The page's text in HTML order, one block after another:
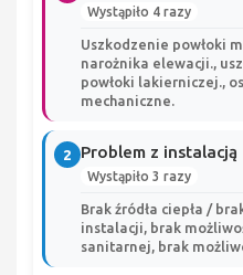
Wystąpiło 4 razy
Uszkodzenie powłoki
narożnika elewacji.,
powłoki lakierniczej.,
mechaniczne.
2 Problem z instalacją
Wystąpiło 3 razy
Brak źródła ciepła /
instalacji, brak
sanitarnej, brak